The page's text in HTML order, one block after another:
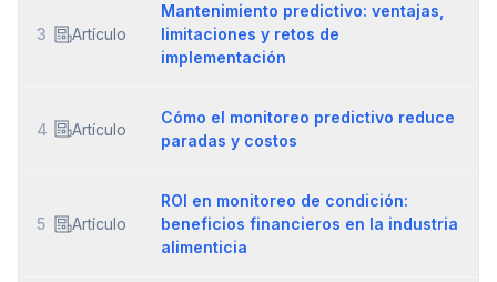
3 Artículo
Mantenimiento predictivo: ventajas,
limitaciones y retos de
implementación
4 Artículo
Cómo el monitoreo predictivo reduce
paradas y costos
5 Artículo
ROI en monitoreo de condición:
beneficios financieros en la industria
alimenticia